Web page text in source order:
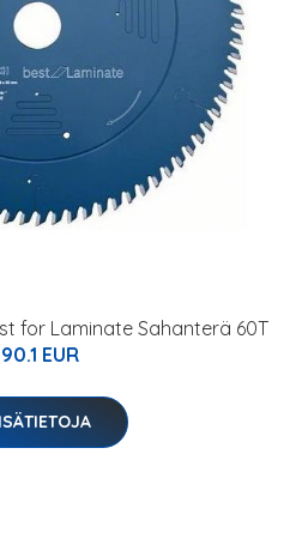
for Laminate Sahanterä 60T
90.1 EUR